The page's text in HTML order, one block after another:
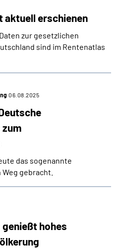
aktuell erschienen
zur gesetzlichen
sind im Rentenatlas
06.08.2025
das sogenannte
gebracht.
hohes